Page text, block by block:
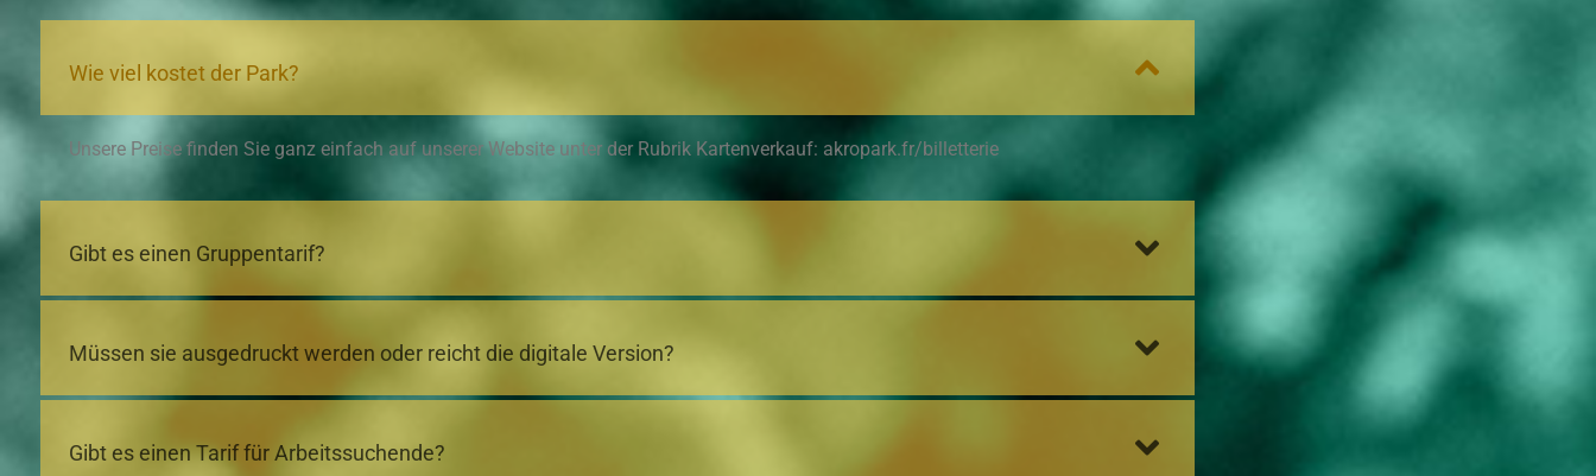
Wie viel kostet der Park?
Unsere Preise finden Sie ganz einfach auf unserer Website unter der Rubrik Kartenverkauf: akropark.fr/billetterie
Gibt es einen Gruppentarif?
Müssen sie ausgedruckt werden oder reicht die digitale Version?
Gibt es einen Tarif für Arbeitssuchende?